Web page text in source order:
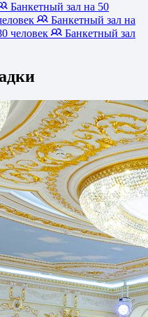
Банкетный зал на 50
Банкетный зал на
человек
Банкетный зал